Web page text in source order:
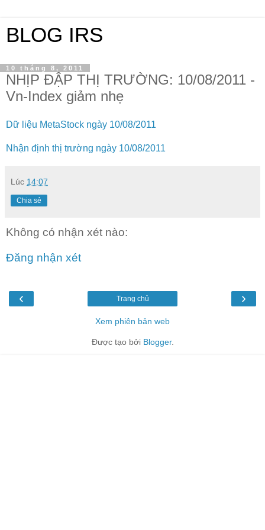
BLOG IRS
10 tháng 8, 2011
NHỊP ĐẬP THỊ TRƯỜNG: 10/08/2011 -
Vn-Index giảm nhẹ
Dữ liệu MetaStock ngày 10/08/2011
Nhận định thị trường ngày 10/08/2011
Lúc 14:07
Chia sẻ
Không có nhận xét nào:
Đăng nhận xét
‹ ›
Trang chủ
Xem phiên bản web
Được tạo bởi Blogger.